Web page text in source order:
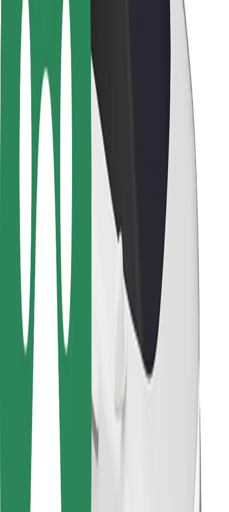
Seguridad para usuarios
Seguridad para conductores
Seguridad para patinetes
Safety Lab
Ciudades
Dónde estamos
Soluciones para las ciudades
Aeropuertos
Estaciones de carga de Bolt
Soporte
Para usuarios
Para conductores
Para repartidores
Bolt Food
Para propietarios de flota
Para restaurantes
Bolt para empresas
Otros
Proveedores
Términos y Condiciones
Seguridad
¡Conseguí un viaje en minutos!
Descargar la app de Bolt
Encontrá tu comida favorita
Descargar la app de Bolt Food